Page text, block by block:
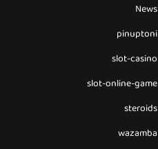
News
pinuptoni
slot-casino
slot-online-game
steroids
wazamba